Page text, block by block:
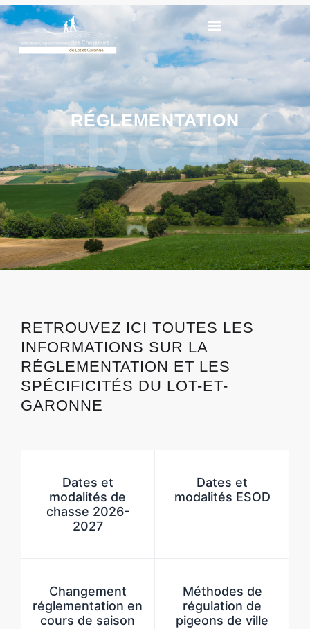
FDC47
RÉGLEMENTATION
RETROUVEZ ICI TOUTES LES
INFORMATIONS SUR LA
RÉGLEMENTATION ET LES
SPÉCIFICITÉS DU LOT-ET-
GARONNE
Dates et
modalités de
chasse 2026-
2027
Dates et
modalités ESOD
Changement
réglementation en
cours de saison
Méthodes de
régulation de
pigeons de ville